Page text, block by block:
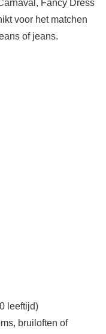
Fancy Dress
voor het matchen
of jeans.
leeftijd)
bruiloften of